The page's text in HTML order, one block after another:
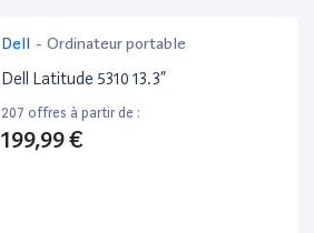
Dell - Ordinateur portable
Dell Latitude 5310 13.3”
207 offres à partir de :
199,99 €